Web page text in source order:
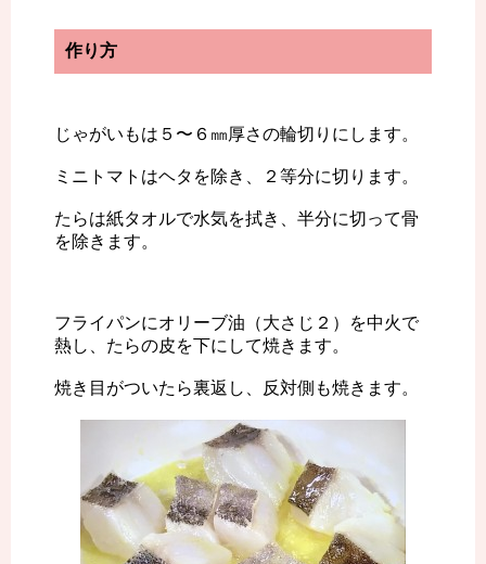
作り方
じゃがいもは５〜６㎜厚さの輪切りにします。
ミニトマトはヘタを除き、２等分に切ります。
たらは紙タオルで水気を拭き、半分に切って骨
を除きます。
フライパンにオリーブ油（大さじ２）を中火で
熱し、たらの皮を下にして焼きます。
焼き目がついたら裏返し、反対側も焼きます。